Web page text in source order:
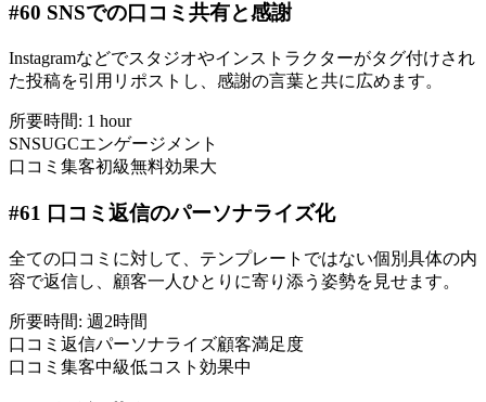
#60 SNSでの口コミ共有と感謝
Instagramなどでスタジオやインストラクターがタグ付けされ
た投稿を引用リポストし、感謝の言葉と共に広めます。
所要時間: 1 hour
SNSUGCエンゲージメント
口コミ集客初級無料効果大
#61 口コミ返信のパーソナライズ化
全ての口コミに対して、テンプレートではない個別具体の内
容で返信し、顧客一人ひとりに寄り添う姿勢を見せます。
所要時間: 週2時間
口コミ返信パーソナライズ顧客満足度
口コミ集客中級低コスト 効果中